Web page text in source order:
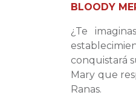
BLOODY
¿Te
conquistará
Mary que
Ranas.